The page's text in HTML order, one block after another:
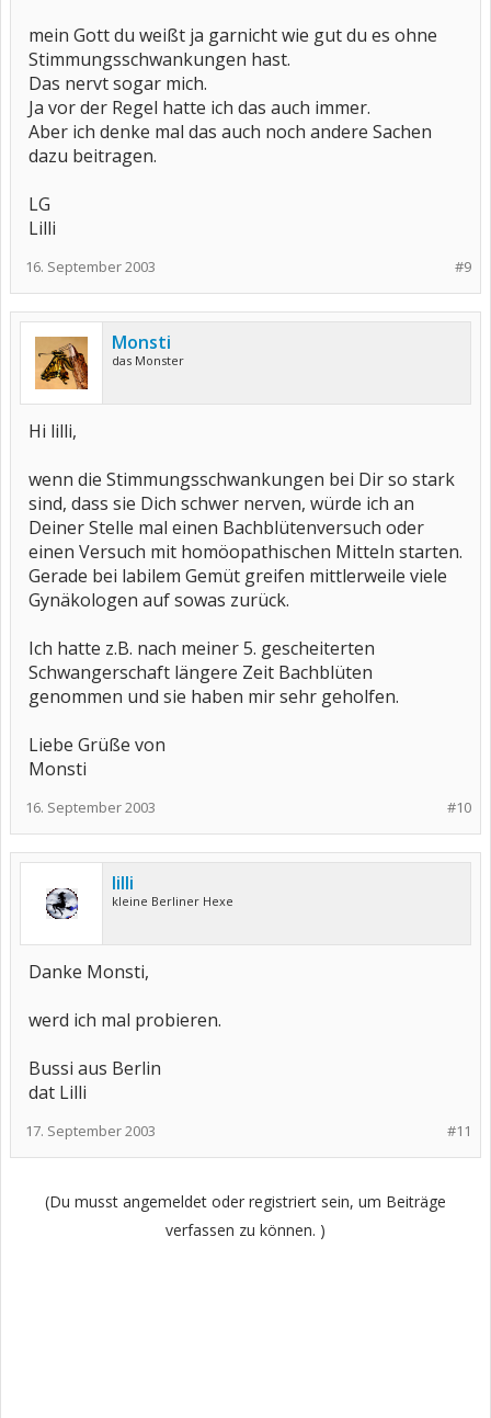
mein Gott du weißt ja garnicht wie gut du es ohne
Stimmungsschwankungen hast.
Das nervt sogar mich.
Ja vor der Regel hatte ich das auch immer.
Aber ich denke mal das auch noch andere Sachen
dazu beitragen.
LG
Lilli
#9
16. September 2003
Monsti
das Monster
Hi lilli,
wenn die Stimmungsschwankungen bei Dir so stark
sind, dass sie Dich schwer nerven, würde ich an
Deiner Stelle mal einen Bachblütenversuch oder
einen Versuch mit homöopathischen Mitteln starten.
Gerade bei labilem Gemüt greifen mittlerweile viele
Gynäkologen auf sowas zurück.
Ich hatte z.B. nach meiner 5. gescheiterten
Schwangerschaft längere Zeit Bachblüten
genommen und sie haben mir sehr geholfen.
Liebe Grüße von
Monsti
#10
16. September 2003
lilli
kleine Berliner Hexe
Danke Monsti,
werd ich mal probieren.
Bussi aus Berlin
dat Lilli
#11
17. September 2003
(Du musst angemeldet oder registriert sein, um Beiträge
verfassen zu können. )